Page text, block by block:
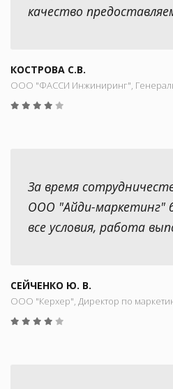
качество
КОСТРОВА С.В.
ООО "ФАССИ Инжиниринг",
За время
ООО "Айди-маркетинг"
все условия, работа
СЕЙЧЕНКО Ю. В.
ООО "Керхер", Директор по